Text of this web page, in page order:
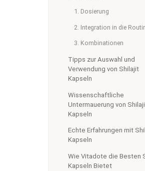
1. Dosierung
2. Integration in die
3. Kombinationen
Tipps zur Auswahl und
Verwendung von Shilajit
Kapseln
Wissenschaftliche
Untermauerung von
Kapseln
Echte Erfahrungen mit
Kapseln
Wie Vitadote die Besten
Kapseln Bietet